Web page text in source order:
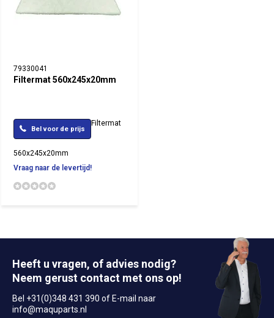
79330041
Filtermat 560x245x20mm
Bel voor de prijs
Filtermat
560x245x20mm
Vraag naar de levertijd!
Heeft u vragen, of advies nodig?
Neem gerust contact met ons op!
Bel +31(0)348 431 390 of E-mail naar
info@maquparts.nl